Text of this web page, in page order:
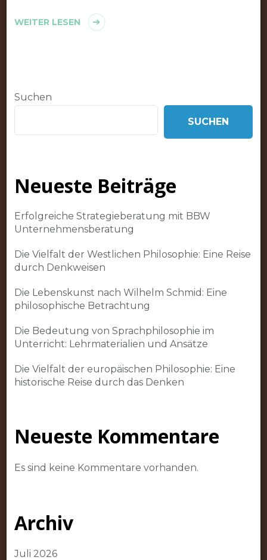
WEITER LESEN
Suchen
SUCHEN
Neueste Beiträge
Erfolgreiche Strategieberatung mit BBW
Unternehmensberatung
Die Vielfalt der Westlichen Philosophie: Eine Reise
durch Denkweisen
Die Lebenskunst nach Wilhelm Schmid: Eine
philosophische Betrachtung
Die Bedeutung von Sprachphilosophie im
Unterricht: Lehrmaterialien und Ansätze
Die Vielfalt der europäischen Philosophie: Eine
historische Reise durch das Denken
Neueste Kommentare
Es sind keine Kommentare vorhanden.
Archiv
Juli 2026